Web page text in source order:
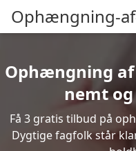
Ophængning-
Ophængning af
nemt
Få 3 gratis tilbud på
Dygtige fagfolk står